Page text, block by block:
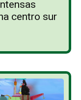
centro sur